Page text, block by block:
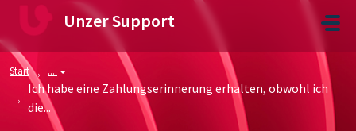
Zum hauptsächlichen Inhalt gehen
Unzer Support
Start ...
Ich habe eine Zahlungserinnerung erhalten, obwohl ich
die...